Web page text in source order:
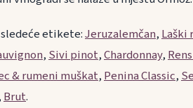
etikete:Jeruzalemčan, Laški
, Sivi pinot,Chardonnay,
& rumeni muškat, Penina Classic,
Brut.